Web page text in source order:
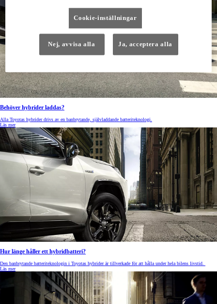
Behöver hybrider laddas?
Alla Toyotas hybrider drivs av en banbrytande, självladdande batteriteknologi.
Läs mer
Hur länge håller ett hybridbatteri?
Den banbrytande batteriteknologin i Toyotas hybrider är tillverkade för att hålla under hela bilens livstid.
Läs mer
Cookie-inställningar
Nej, avvisa alla Ja, acceptera alla